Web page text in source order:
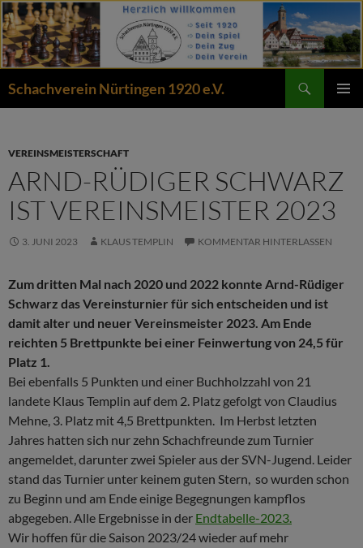
Zum
Inhalt
springen
Schachverein Nürtingen 1920 e.V.
VEREINSMEISTERSCHAFT
ARND-RÜDIGER SCHWARZ
IST VEREINSMEISTER 2023
3. JUNI 2023 KLAUS TEMPLIN KOMMENTAR HINTERLASSEN
Zum dritten Mal nach 2020 und 2022 konnte Arnd-Rüdiger
Schwarz das Vereinsturnier für sich entscheiden und ist
damit alter und neuer Vereinsmeister 2023. Am Ende
reichten 5 Brettpunkte bei einer Feinwertung von 24,5 für
Platz 1.
Bei ebenfalls 5 Punkten und einer Buchholzzahl von 21
landete Klaus Templin auf dem 2. Platz gefolgt von Claudius
Mehne, 3. Platz mit 4,5 Brettpunkten. Im Herbst letzten
Jahres hatten sich nur zehn Schachfreunde zum Turnier
angemeldet, darunter zwei Spieler aus der SVN-Jugend. Leider
stand das Turnier unter keinem guten Stern, so wurden schon
zu Beginn und am Ende einige Begegnungen kampflos
abgegeben. Alle Ergebnisse in der Endtabelle-2023.
Wir hoffen für die Saison 2023/24 wieder auf mehr